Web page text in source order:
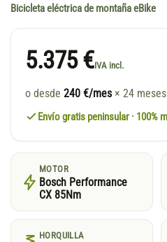
Bicicleta eléctrica de montaña eBike
5.375 €IVA incl.
o desde 240 €/mes × 24 meses
Envío gratis peninsular · 100%
MOTOR
Bosch Performance
CX 85Nm
HORQUILLA